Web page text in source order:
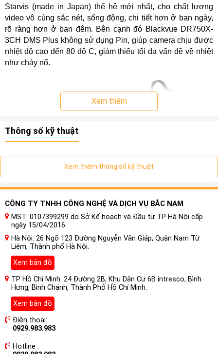
Starvis (made in Japan) thế hệ mới nhất, cho chất lượng
video vô cùng sắc nét, sống động, chi tiết hơn ở ban ngày,
rõ ràng hơn ở ban đêm. Bên cạnh đó Blackvue DR750X-
3CH DMS Plus không sử dụng Pin, giúp camera chịu được
nhiệt độ cao đến 80 độ C, giảm thiếu tối đa vấn đề về nhiệt
như cháy nổ.
ỐNG KÍNH CAMERA HÀNG ĐẦU
Cảm biến Sony STARVIS ™ kép ở Full HD 1080p (trước
60FPS/sau 30FPS/góc xem 139 °) + Camera hồng ngoại
nội thất HD 720p (10FPS/góc nhìn 54 °).
Cảm biến hình ảnh STARVIS ghi lại các chi tiết rõ ràng ở
Xem thêm
Thông số kỹ thuật
Xem thêm thông số kỹ thuật
CÔNG TY TNHH CÔNG NGHỆ VÀ DỊCH VỤ BẮC NAM
MST: 0107399299 do Sở Kế hoạch và Đầu tư TP Hà Nội cấp
ngày 15/04/2016
Hà Nội: 26 Ngõ 123 Đường Nguyễn Văn Giáp, Quận Nam Từ
Liêm, Thành phố Hà Nội.
Xem bản đồ
TP Hồ Chí Minh: 24 Đường 2B, Khu Dân Cư 6B intresco, Bình
Hưng, Bình Chánh, Thành Phố Hồ Chí Minh.
Xem bản đồ
Điện thoại:
0929.983.983
Hotline :